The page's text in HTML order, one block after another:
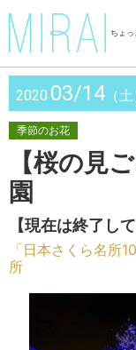
ちょ
2020 03/14 （
季節のお花
【桜の見
園
【現在は終了し
「日本さくら名所
所